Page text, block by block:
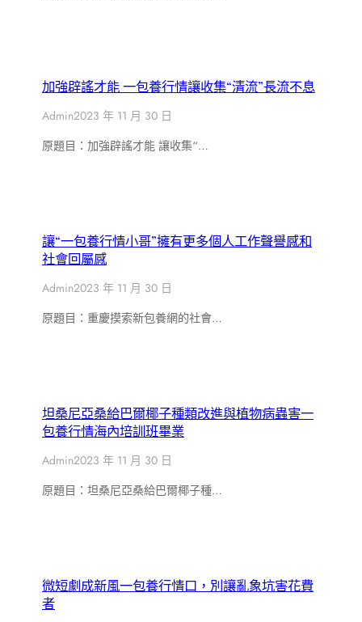
加強辟謠才能 一包養行情讓收集“清流”長流不息
Admin2023 年 11 月 30 日
原題目：加強辟謠才能 讓收集“…
讓“一包養行情小哥”擁有更多個人工作聲譽感和
社會回屬感
Admin2023 年 11 月 30 日
原題目：重慶摸索新包養網的社會…
坦桑尼亞桑給巴爾椰子種類改進與植物病蟲害一
包養行情海內培訓班畢業
Admin2023 年 11 月 30 日
原題目：坦桑尼亞桑給巴爾椰子種…
微短劇成新風一包養行情口，別讓亂象坑害花費
者